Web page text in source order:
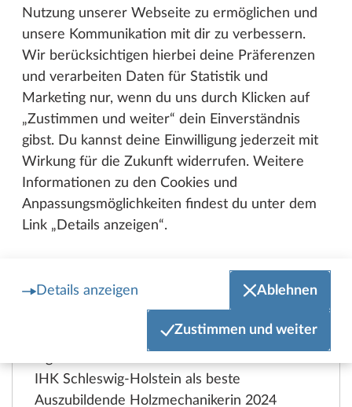
Nutzung unserer Webseite zu ermöglichen und
unsere Kommunikation mit dir zu verbessern.
Wir berücksichtigen hierbei deine Präferenzen
und verarbeiten Daten für Statistik und
Marketing nur, wenn du uns durch Klicken auf
„Zustimmen und weiter“ dein Einverständnis
gibst. Du kannst deine Einwilligung jederzeit mit
Wirkung für die Zukunft widerrufen. Weitere
Informationen zu den Cookies und
Anpassungsmöglichkeiten findest du unter dem
Link „Details anzeigen“.
Details anzeigen Ablehnen
Zustimmen und weiter
10.12.2024
2024
Das Hobby-Wohnwagenwerk freut sich über
eine weitere Erfolgsgeschichte aus den
IHK Schleswig-Holstein als beste
Auszubildende Holzmechanikerin 2024